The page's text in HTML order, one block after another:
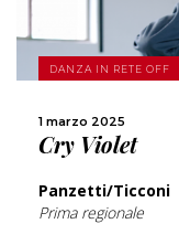
DANZA IN RETE OFF
1 marzo 2025
Cry Violet
Panzetti/Ticconi
Prima regionale